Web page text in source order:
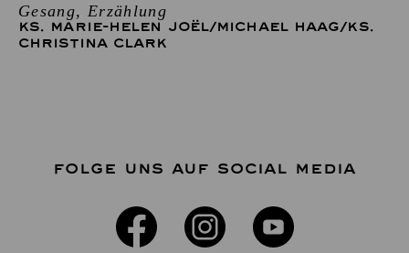
Gesang, Erzählung
KS. MARIE-HELEN JOËL/MICHAEL HAAG/KS.
CHRISTINA CLARK
FOLGE UNS AUF SOCIAL MEDIA